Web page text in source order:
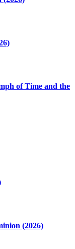
of Time and the
(2026)